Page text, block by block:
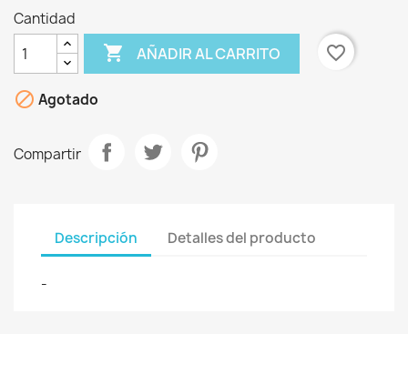
Cantidad
 AÑADIR AL CARRITO favorite_border
 Agotado
Compartir
Descripción Detalles del producto
-